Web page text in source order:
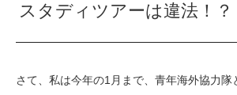
スタディツアーは違法！？
さて、私は今年の1月まで、青年海外協力隊